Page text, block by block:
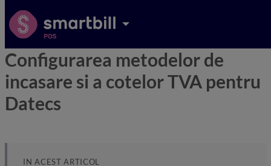
Configurarea metodelor de
incasare si a cotelor TVA pentru
Datecs
IN ACEST ARTICOL